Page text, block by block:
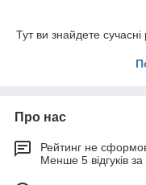
Тут ви знайдете
асортименті
ефективно керувати
широкий вибір моделей
Терморегулятори для
Про нас
Рейтинг не
Менше 5 відгуків за